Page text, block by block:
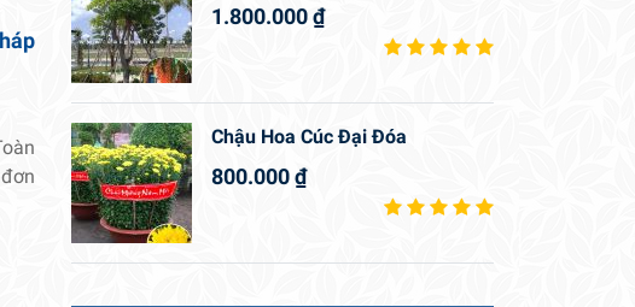
1.800.000₫
Chậu Hoa Cúc Đại Đóa
800.000₫